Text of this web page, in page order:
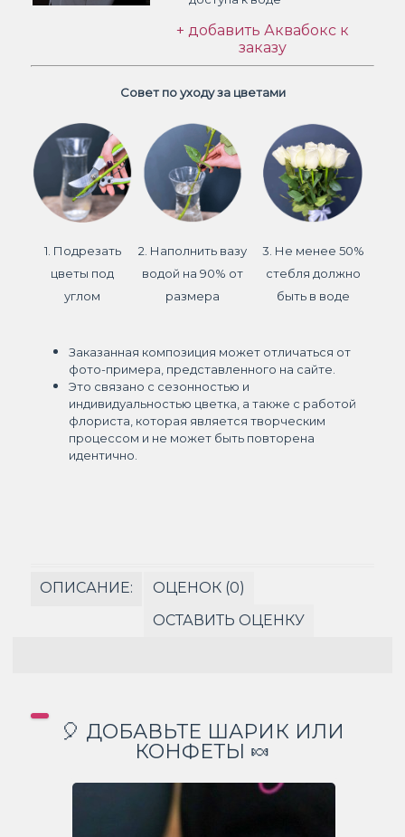
+ добавить Аквабокс к
заказу
Совет по уходу за цветами
1. Подрезать
цветы под
углом
2. Наполнить вазу
водой на 90% от
размера
3. Не менее 50%
стебля должно
быть в воде
Заказанная композиция может отличаться от
фото-примера, представленного на сайте.
Это связано с сезонностью и
индивидуальностью цветка, а также с работой
флориста, которая является творческим
процессом и не может быть повторена
идентично.
ОПИСАНИЕ:
ОЦЕНОК (0)
ОСТАВИТЬ ОЦЕНКУ
🎈 ДОБАВЬТЕ ШАРИК ИЛИ
КОНФЕТЫ 🍬